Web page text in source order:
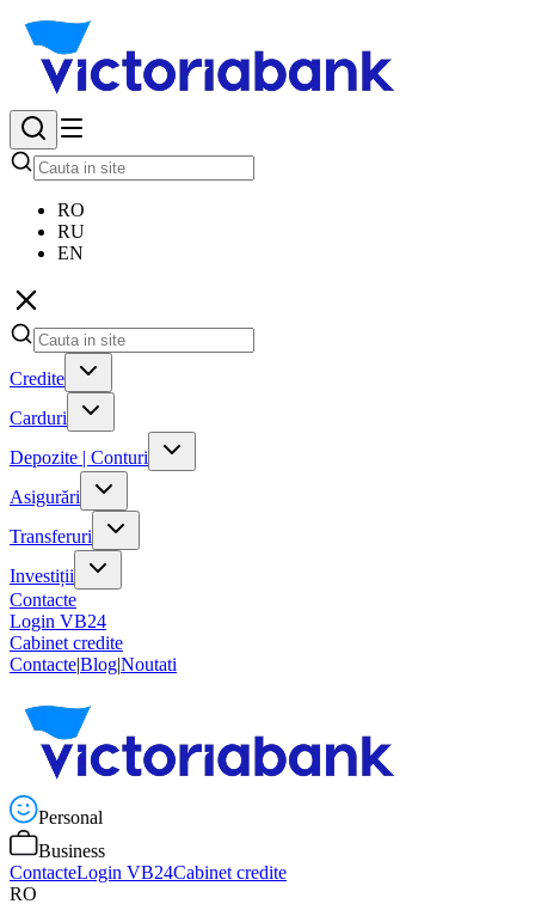
RO
RU
EN
Credite
Carduri
Depozite | Conturi
Asigurări
Transferuri
Investiții
Contacte
Login VB24
Cabinet credite
Contacte|Blog|Noutati
Personal
Business
ContacteLogin VB24Cabinet credite
RO